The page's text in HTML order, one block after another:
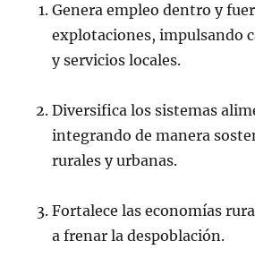
Genera empleo dentro y
explotaciones, impulsando
y servicios locales.
Diversifica los sistemas
integrando de manera
rurales y urbanas.
Fortalece las economías
a frenar la despoblación.